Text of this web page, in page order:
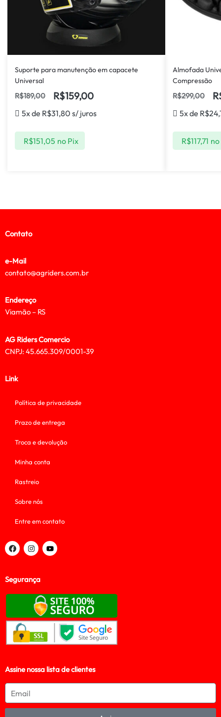
Suporte para manutenção em capacete
Universal
R$189,00 R$159,00
5x de R$31,80 s/ juros
R$151,05 no Pix
Almofada
Compressão
R$299,00
5x de R$
R$117,71
Contato
e-Mail
contato@agriders.com.br
Endereço
Viamão – RS
AG Riders Comercio
CNPJ: 45.665.309/0001-39
Link
Política de privacidade
Prazo de entrega
Troca e devolução
Minha conta
Rastreio
Sobre nós
Entre em contato
Segurança
Assine nossa lista de clientes